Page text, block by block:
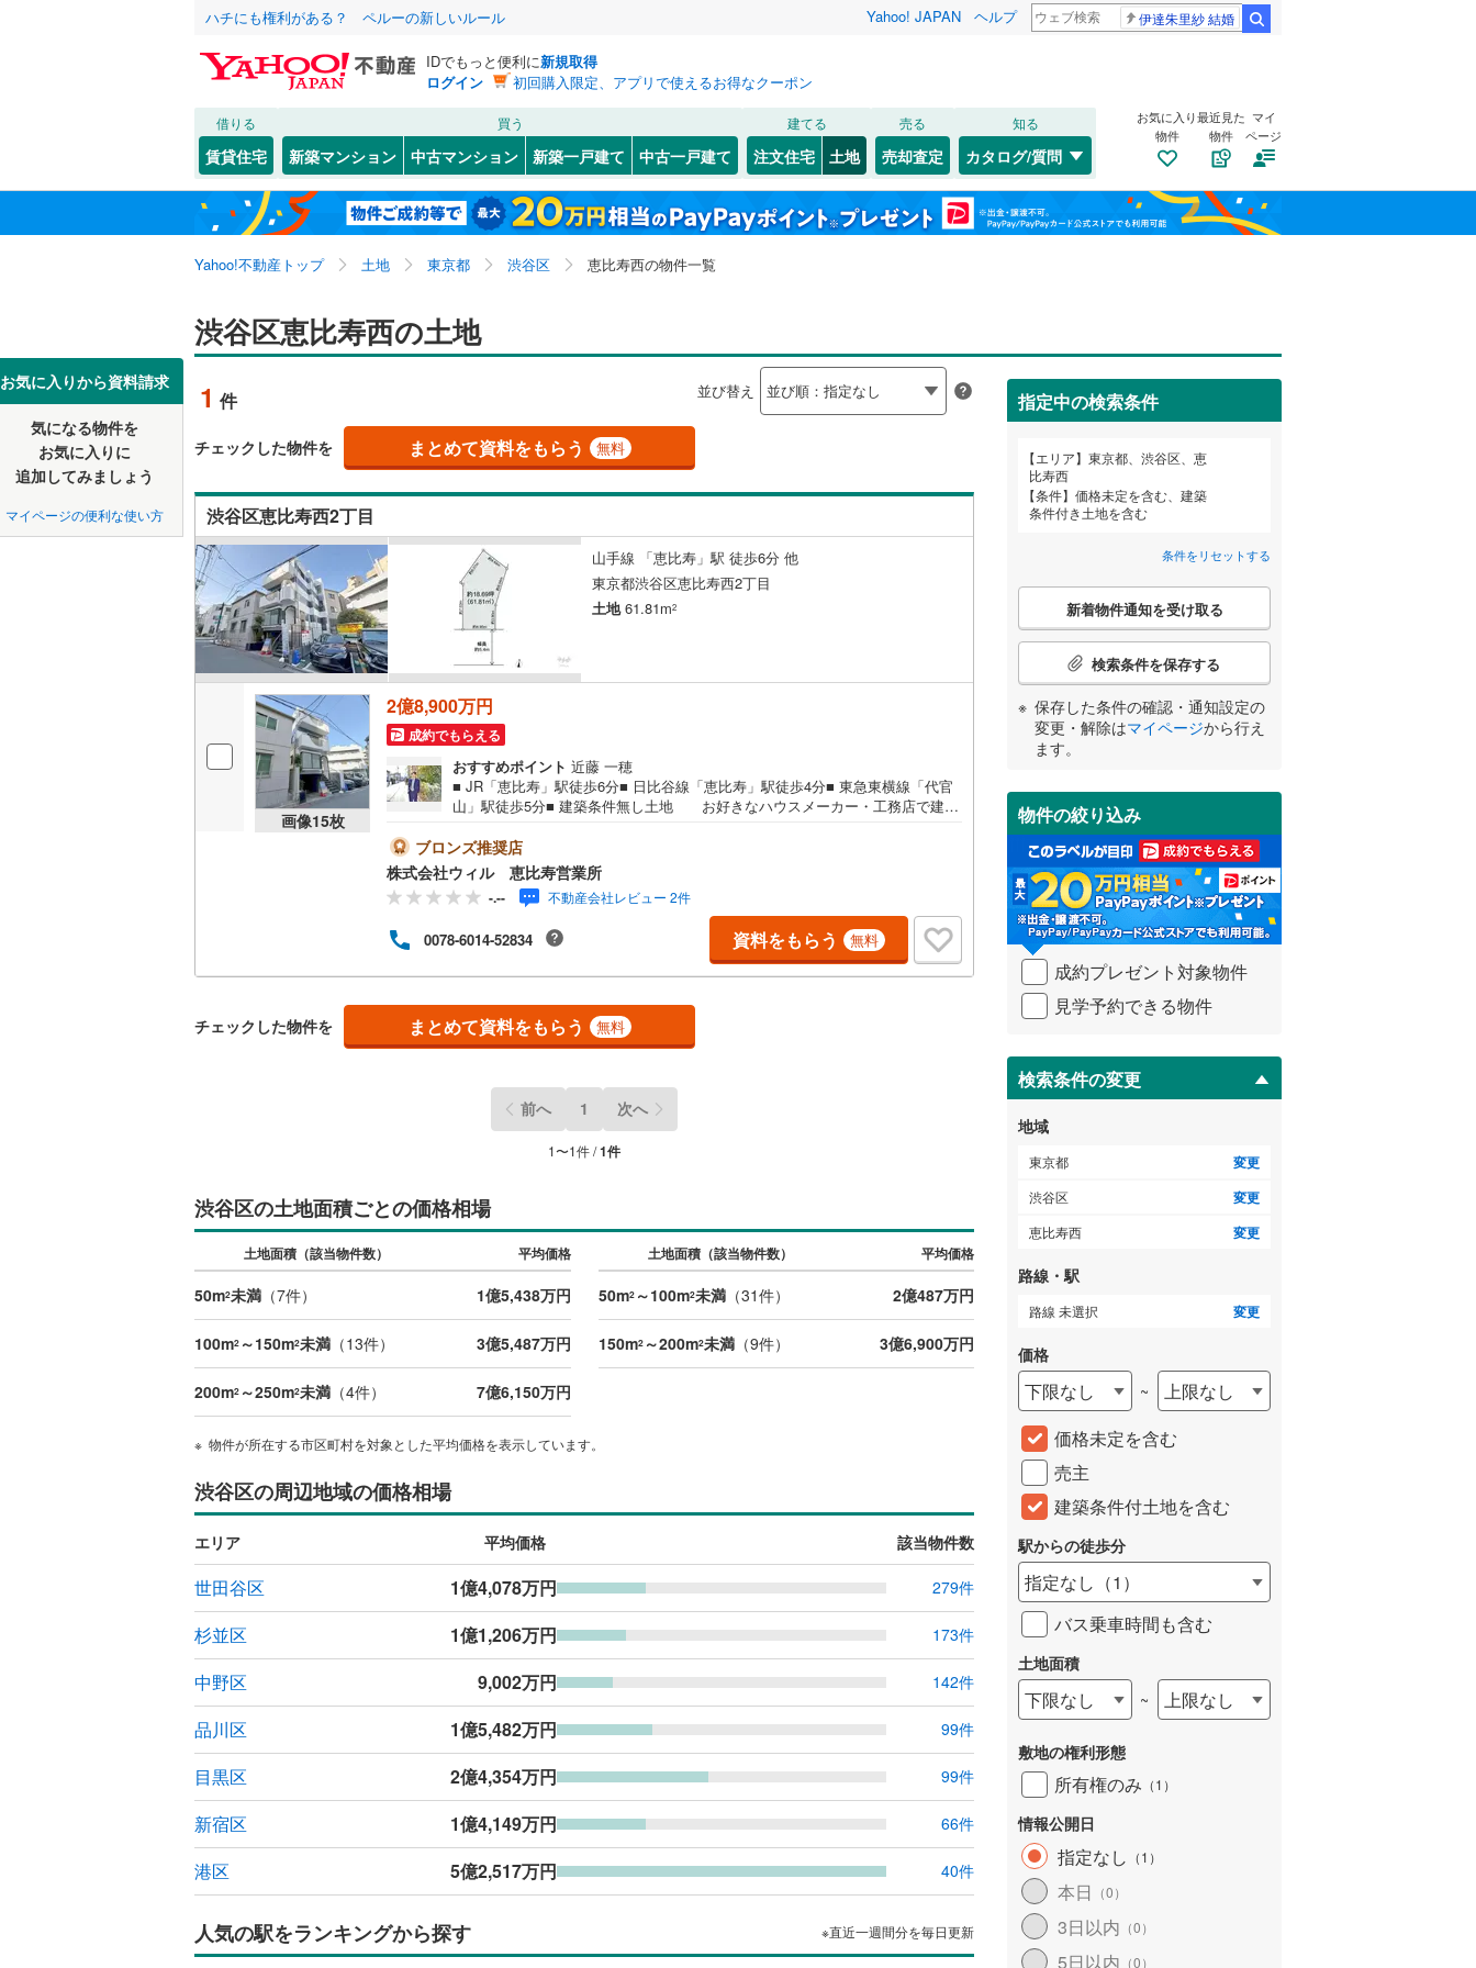
ハチにも権利がある？ ペルーの新しいルール Yahoo! JAPAN ヘルプ 伊達朱里紗 結婚
IDでもっと便利に新規取得
ログイン
初回購入限定、アプリで使えるお得なクーポン
借りる
賃貸住宅
買う
新築マンション 中古マンション 新築一戸建て 中古一戸建て
建てる
注文住宅 土地
売る
売却査定
知る
カタログ/質問
お気に入り
物件
最近見た
物件
マイ
ページ
Yahoo!不動産トップ 土地 東京都 渋谷区 恵比寿西の物件一覧
お気に入りから資料請求
気になる物件を
お気に入りに
追加してみましょう
マイページの便利な使い方
渋谷区恵比寿西の土地
1 件 並び替え
チェックした物件を まとめて資料をもらう 無料
渋谷区恵比寿西2丁目
山手線 「恵比寿」駅 徒歩6分 他
東京都渋谷区恵比寿西2丁目
土地61.81m2
画像15枚
2億8,900万円
成約でもらえる
おすすめポイント 近藤 一穂
■ JR「恵比寿」駅徒歩6分■ 日比谷線「恵比寿」駅徒歩4分■ 東急東横線「代官
山」駅徒歩5分■ 建築条件無し土地 お好きなハウスメーカー・工務店で建築
区 ゆとりのある間取が可能■ 南側接道採光良好■ 車を駐車しやすい道路幅員約
5.4m■ 現況建物としての利用も可能です！物件のメリット、デメリットを余す
ところなくお伝えします！定休日なし、当日のご内覧（ご対応）も承ります！
弊社独自のお得な「平日会員制度」あり！19時以降のご案内・スキマ時間での
ブロンズ推奨店
株式会社ウィル 恵比寿営業所
-.-- 不動産会社レビュー 2件
0078-6014-52834 資料をもらう 無料
チェックした物件を まとめて資料をもらう 無料
前へ 1 次へ
1〜1件 /1件
渋谷区の土地面積ごとの価格相場
土地面積（該当物件数） 平均価格 土地面積（該当物件数） 平均価格
50m2未満 （7件） 1億5,438万円 50m2～100m2未満（31件） 2億487万円
100m2 ～150m2未満 （13件） 3億5,487万円 150m2～200m2未満（9件） 3億6,900万円
200m2 ～250m2未満 （4件） 7億6,150万円
物件が所在する市区町村を対象とした平均価格を表示しています。
渋谷区の周辺地域の価格相場
エリア 平均価格 該当物件数
世田谷区 1億4,078万円 279件
杉並区 1億1,206万円 173件
中野区 9,002万円 142件
品川区 1億5,482万円 99件
目黒区 2億4,354万円 99件
新宿区 1億4,149万円 66件
港区 5億2,517万円 40件
人気の駅をランキングから探す ※直近一週間分を毎日更新
指定中の検索条件
エリア
東京都、渋谷区、恵
比寿西
条件
価格未定を含む、建築
条件付き土地を含む
条件をリセットする
こ
検
条
件
受
け
取
る
・
条
件
を
イ
ペ
ジ
に
保
存
す
る
新着物件通知を受け取る
検索条件を保存する
保存した条件の確認・通知設定の
変更・解除はマイページから行え
ます。
物件の絞り込み
成約プレゼント対象物件
見学予約できる物件
検索条件の変更
地域
東京都 変更
渋谷区 変更
恵比寿西 変更
路線・駅
路線 未選択 変更
価格
下限なし ~
上限なし
価格未定を含む
売主
建築条件付土地を含む
駅からの徒歩分
指定なし （1 ）
バス乗車時間も含む
土地面積
下限なし ~ 上限なし
敷地の権利形態
所有権のみ （1 ）
情報公開日
指定なし （1 ）
本日 （0）
3日以内 （0）
5日以内 （0）
北海道 北海道
東北 青森 岩手 宮城 秋田 山形 福島
関東 東京 神奈川 埼玉
信越・北陸 新潟
三重
近畿 大阪 兵庫
中国 鳥取 島根 岡山 広島 山口
四国 愛媛 高知
九州・沖縄 長崎 鹿児島 沖縄
該当物件0件 条件をリセットする
東京23区 千代田区(10) 中央区(6) 港区(40)
新宿区(66) 文京区(71) 渋谷区(64)
豊島区( 64
台東区(40
荒川区(13) 足立区(137) 葛飾区(74)
中野区(142 杉並区(173)
練馬区(174)
東京23区以外 八王子市(494) 立川市(112)
三鷹市(64) 青梅市 府中市(104)
昭島市(61) 町田市(204)
小金井市(31) (112)
東村山市( 国立市(21)
福生市(26) 東大和市
清瀬市(44) 東久留米市(123) 武蔵村山市(92)
多摩市(39) 羽村市(64)
あきる野市 (110) 西多摩郡瑞穂町(29)
西多摩郡檜原村(0) 西多摩郡奥多摩町 (1
利島村(0) 新島村(0)
神津島村(0) 御蔵島村(0)
八丈島八丈町(0)
該当物件0件 条件をリセットする
上原(7) 鶯谷町(6) 恵比寿(2)
恵比寿西(1) 大山町(2) 笹塚(8)
松濤(1
西原
(2)
元代々木町(2) 代々木(17)
該当物件0件 条件をリセットする
JR 東北本線(0) 常磐線(0) 高崎線(0)
湘南新宿ライン（宇都宮～逗子）
(1)
湘南新宿ライン（前橋～小田原）
(1)
総武本線(0)
横須賀線(
八高線(0)
埼京線(1) 総武線(0)
東北新幹線(0) 山形新幹線(0)
秋田新幹線(0) 北陸新幹線(0) 東海道新幹線(0)
地下鉄 東京メトロ銀座線(0) 東京メトロ丸ノ内線 東京メトロ丸ノ内方南支線 ( 0)
東京メトロ日比谷線
東京メトロ東西線 東京メトロ千代田線(0)
東京メトロ有楽町線
東京メトロ南北線(0)
東京メトロ副都心線(0) 都営三田線 (0)
都営新宿線
私鉄・その他 つくばエクスプレス ( 0)
京成金町線(0) 北総鉄道北総線(0) 東武伊勢崎線(0 )
東武亀戸線(0) 西武池袋線(0)
西武有楽町線
0) 西武国分寺線(0)
西武多摩湖線(0) 西武多摩川線( 0) 西武拝島線(0)
西武山口線(0) 京王線(0) 京王高尾線(0)
京王相模原線( 0 小田急小田原線(0)
小田急多摩線(0) 東急多摩川線(0)
東急大井町線
東急池上線(0)
東急世田谷線(0) 京急本線
東京モノレール
ゆりかもめ
多摩モノレール(0) 埼玉高速鉄道
該当物件0件 条件をリセットする
該当物件0件 条件をリセットする
こだわり条件 配置、向き、建ち方、日当たり
前道6m以上（0） 角地（0） 南道路（1）
平坦地（0） 整形地（0） 古家あり（1）
更地渡し
最寄りの駅が始発駅（0）
オンライン内見(相談)可（1） IT重説可（0）
オンライン対応とは？ 詳しく見る
該当物件0件 条件をリセットする
検索条件を保存しました
この検索条件の新着物件通知は、 マイページから設定できます。
保存した条件を見る
東京都、渋谷区、恵比寿西、価格未定を含む、建築条件
付き土地を含む
検索条件を保存する
マイページ
お気に入りリストを見る
閉じる
お気に入りリストを見る
閉じる